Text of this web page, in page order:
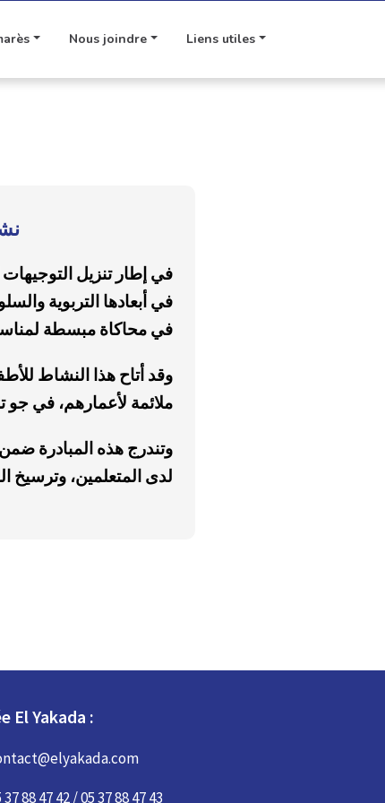
Nous joindre Liens utiles
في إطار تنزيل التوجيهات
في محاكاة مبسطة
وقد أتاح هذا النشاط
ملائمة لأعمارهم، في جو
وتندرج هذه المبادرة
لدى المتعلمين، وترسيخ
El Yakada :
37 88 47 42 / 05 37 88 47 43